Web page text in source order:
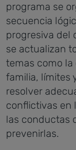
programa se
secuencia
progresiva del
se actualizan
temas como
familia, límites
resolver
conflictivas en
las conductas
prevenirlas.